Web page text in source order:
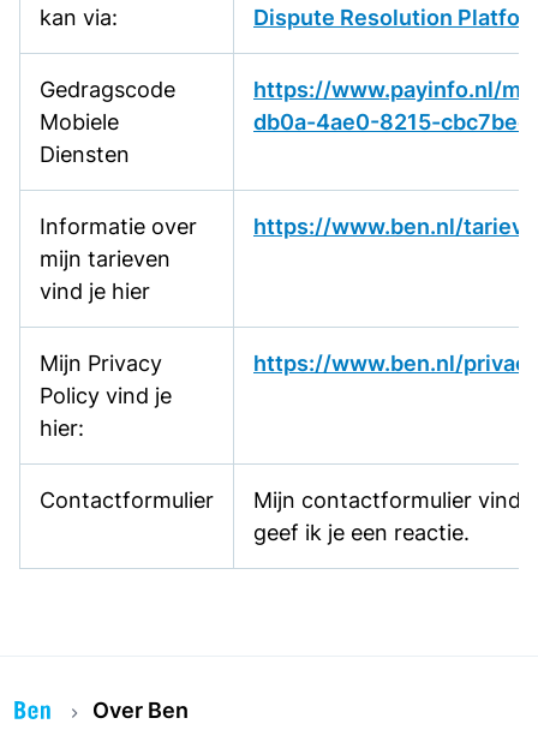
kan via:
Dispute Resolution
Gedragscode
Mobiele
Diensten
https://www.payinfo.nl/
db0a-4ae0-8215-
Informatie over
mijn tarieven
vind je hier
https://www.ben.nl/
Mijn Privacy
Policy vind je
hier:
https://www.ben.nl/privacy
Contactformulier
Mijn contactformulier vind
geef ik je een reactie.
Over Ben